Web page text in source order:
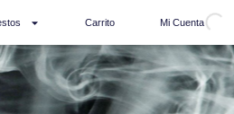
Carrito Mi Cuenta